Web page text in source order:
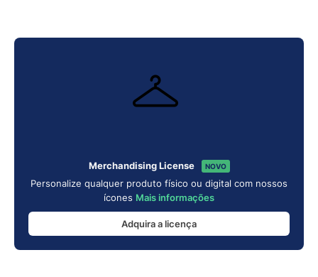
Merchandising License NOVO
Personalize qualquer produto físico ou digital com nossos
ícones Mais informações
Adquira a licença